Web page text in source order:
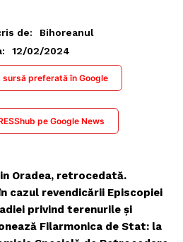
de:
Bihoreanul
12/02/2024
preferată în Google
pe Google News
Oradea, retrocedată.
cazul revendicării Episcopiei
privind terenurile și
Filarmonica de Stat: la